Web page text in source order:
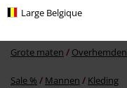
Large Belgique
Grote maten Overhemden
Sale % Mannen Kleding